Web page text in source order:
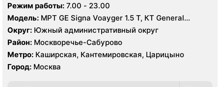
Режим работы: 7.00 - 23.00
Модель: МРТ GE Signa Voayger 1.5 Т, КТ General
Electric Optima 16 срезов, УЗИ General Electric VIVID S5
Округ: Южный административный округ
Район: Москворечье-Сабурово
Метро: Каширская, Кантемировская, Царицыно
Город: Москва